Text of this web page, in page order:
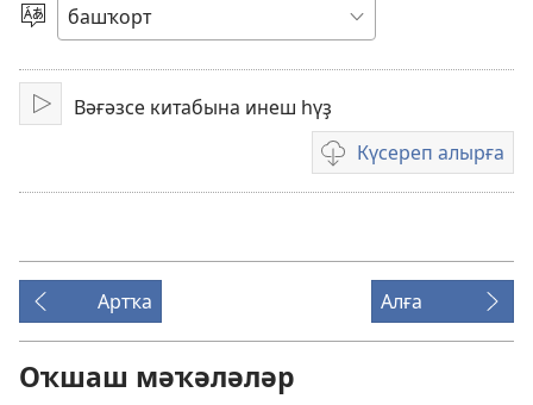
Телде
һайлағыҙ
Уйнатыу
Вәғәзсе китабына инеш һүҙ
Күсереп алырға
Видеояҙмаларҙы
күсереп
Артҡа
Алға
Оҡшаш мәҡәләләр